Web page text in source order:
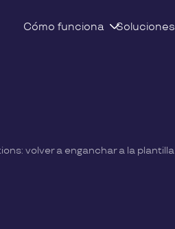
Cómo funciona Soluciones